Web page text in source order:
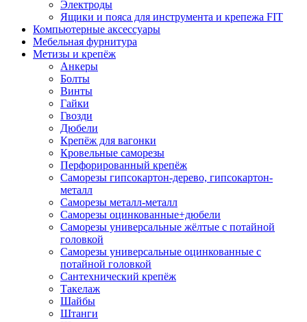
Электроды
Ящики и пояса для инструмента и крепежа FIT
Компьютерные аксессуары
Мебельная фурнитура
Метизы и крепёж
Анкеры
Болты
Винты
Гайки
Гвозди
Дюбели
Крепёж для вагонки
Кровельные саморезы
Перфорированный крепёж
Саморезы гипсокартон-дерево, гипсокартон-
металл
Саморезы металл-металл
Саморезы оцинкованные+дюбели
Саморезы универсальные жёлтые с потайной
головкой
Саморезы универсальные оцинкованные с
потайной головкой
Сантехнический крепёж
Такелаж
Шайбы
Штанги